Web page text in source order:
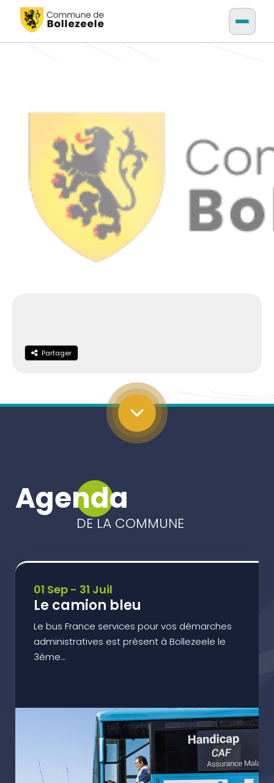
Partager
Partager
Agenda
DE LA COMMUNE
01 Sep - 31 Juil
Le camion bleu
Le bus France services pour vos démarches
administratives est présent à Bollezeele le
3ème...